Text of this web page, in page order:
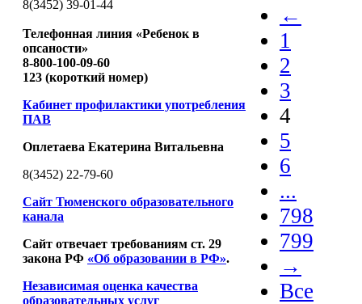
8(3452) 39-01-44
Телефонная линия «Ребенок в
опсаности»
8-800-100-09-60
123 (короткий номер)
Кабинет профилактики употребления
ПАВ
Оплетаева Екатерина Витальевна
8(3452) 22-79-60
Сайт Тюменского образовательного
канала
Сайт отвечает требованиям ст. 29
закона РФ «Об образовании в РФ».
Независимая оценка качества
образовательных услуг
←
1
2
3
4
5
6
...
798
799
→
Все